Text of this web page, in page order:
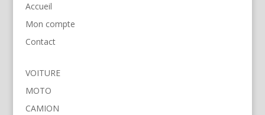
Accueil
Mon compte
Contact
VOITURE
MOTO
CAMION